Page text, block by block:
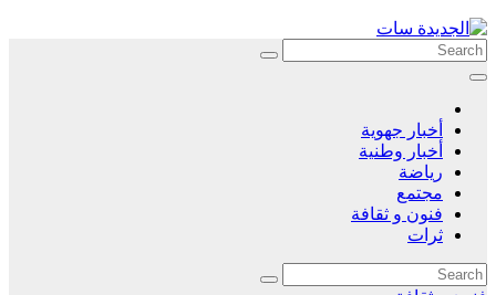
Skip
to
content
أخبار جهوية
أخبار وطنية
رياضة
مجتمع
فنون و ثقافة
ثرات